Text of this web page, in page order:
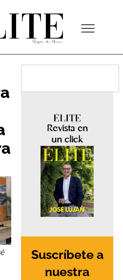
Revista en
un click
Suscríbete a
nuestra